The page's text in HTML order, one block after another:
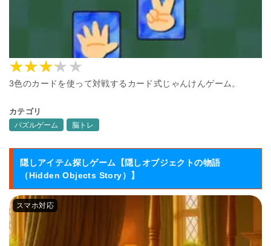
3色のカードを使って対戦するカード式じゃんけんゲーム。
カテゴリ
パズルゲーム
脳トレ
隠しアイテム探しゲーム【隠しオブジェクトの物語
（Hidden Objects Story）】